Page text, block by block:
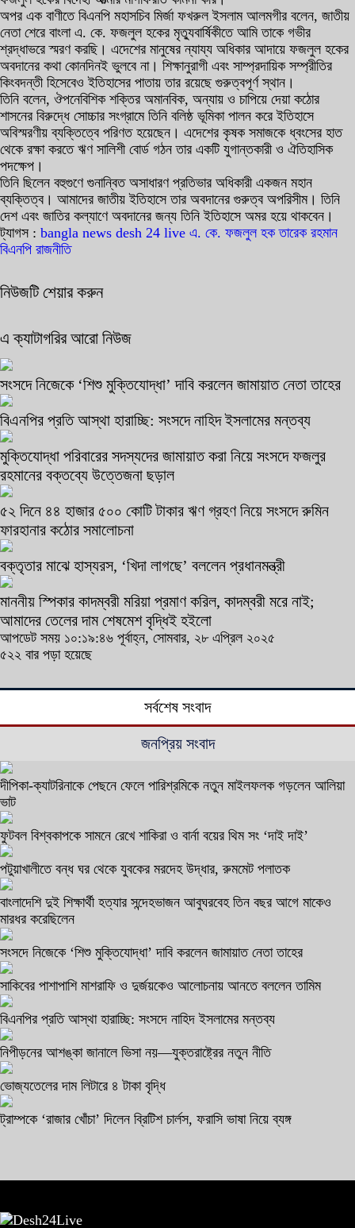
অপর এক বাণীতে বিএনপি মহাসচিব মির্জা ফখরুল ইসলাম আলমগীর বলেন, জাতীয়
নেতা শেরে বাংলা এ. কে. ফজলুল হকের মৃত্যুবার্ষিকীতে আমি তাকে গভীর
শ্রদ্ধাভরে স্মরণ করছি। এদেশের মানুষের ন্যায্য অধিকার আদায়ে ফজলুল হকের
অবদানের কথা কোনদিনই ভুলবে না। শিক্ষানুরাগী এবং সাম্প্রদায়িক সম্প্রীতির
কিংবদন্তী হিসেবেও ইতিহাসের পাতায় তার রয়েছে গুরুত্বপূর্ণ স্থান।
তিনি বলেন, ঔপনেবিশিক শক্তির অমানবিক, অন্যায় ও চাপিয়ে দেয়া কঠোর
শাসনের বিরুদ্ধে সোচ্চার সংগ্রামে তিনি বলিষ্ঠ ভূমিকা পালন করে ইতিহাসে
অবিস্মরণীয় ব্যক্তিত্বে পরিণত হয়েছেন। এদেশের কৃষক সমাজকে ধ্বংসের হাত
থেকে রক্ষা করতে ঋণ সালিশী বোর্ড গঠন তার একটি যুগান্তকারী ও ঐতিহাসিক
পদক্ষেপ।
তিনি ছিলেন বহুগুণে গুনান্বিত অসাধারণ প্রতিভার অধিকারী একজন মহান
ব্যক্তিত্ব। আমাদের জাতীয় ইতিহাসে তার অবদানের গুরুত্ব অপরিসীম। তিনি
দেশ এবং জাতির কল্যাণে অবদানের জন্য তিনি ইতিহাসে অমর হয়ে থাকবেন।
ট্যাগস : bangla news desh 24 live এ. কে. ফজলুল হক তারেক রহমান
বিএনপি রাজনীতি
নিউজটি শেয়ার করুন
এ ক্যাটাগরির আরো নিউজ
সংসদে নিজেকে ‘শিশু মুক্তিযোদ্ধা’ দাবি করলেন জামায়াত নেতা তাহের
বিএনপির প্রতি আস্থা হারাচ্ছি: সংসদে নাহিদ ইসলামের মন্তব্য
মুক্তিযোদ্ধা পরিবারের সদস্যদের জামায়াত করা নিয়ে সংসদে ফজলুর
রহমানের বক্তব্যে উত্তেজনা ছড়াল
৫২ দিনে ৪৪ হাজার ৫০০ কোটি টাকার ঋণ গ্রহণ নিয়ে সংসদে রুমিন
ফারহানার কঠোর সমালোচনা
বক্তৃতার মাঝে হাস্যরস, ‘খিদা লাগছে’ বললেন প্রধানমন্ত্রী
মাননীয় স্পিকার কাদম্বরী মরিয়া প্রমাণ করিল, কাদম্বরী মরে নাই;
আমাদের তেলের দাম শেষমেশ বৃদ্ধিই হইলো
আপডেট সময় ১০:১৯:৪৬ পূর্বাহ্ন, সোমবার, ২৮ এপ্রিল ২০২৫
৫২২ বার পড়া হয়েছে
সর্বশেষ সংবাদ
জনপ্রিয় সংবাদ
দীপিকা-ক্যাটরিনাকে পেছনে ফেলে পারিশ্রমিকে নতুন মাইলফলক গড়লেন আলিয়া
ভাট
ফুটবল বিশ্বকাপকে সামনে রেখে শাকিরা ও বার্না বয়ের থিম সং ‘দাই দাই’
পটুয়াখালীতে বন্ধ ঘর থেকে যুবকের মরদেহ উদ্ধার, রুমমেট পলাতক
বাংলাদেশি দুই শিক্ষার্থী হত্যার সন্দেহভাজন আবুঘরবেহ তিন বছর আগে মাকেও
মারধর করেছিলেন
সংসদে নিজেকে ‘শিশু মুক্তিযোদ্ধা’ দাবি করলেন জামায়াত নেতা তাহের
সাকিবের পাশাপাশি মাশরাফি ও দুর্জয়কেও আলোচনায় আনতে বললেন তামিম
বিএনপির প্রতি আস্থা হারাচ্ছি: সংসদে নাহিদ ইসলামের মন্তব্য
নিপীড়নের আশঙ্কা জানালে ভিসা নয়—যুক্তরাষ্ট্রের নতুন নীতি
ভোজ্যতেলের দাম লিটারে ৪ টাকা বৃদ্ধি
ট্রাম্পকে ‘রাজার খোঁচা’ দিলেন ব্রিটিশ চার্লস, ফরাসি ভাষা নিয়ে ব্যঙ্গ